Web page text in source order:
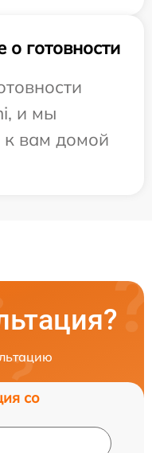
готовности
и мы
к вам домой
со